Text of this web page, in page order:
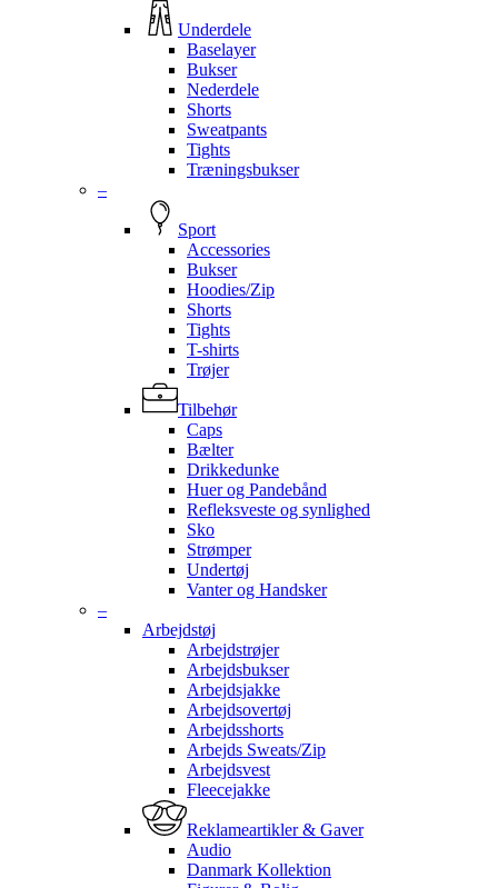
Underdele
Baselayer
Bukser
Nederdele
Shorts
Sweatpants
Tights
Træningsbukser
–
Sport
Accessories
Bukser
Hoodies/Zip
Shorts
Tights
T-shirts
Trøjer
Tilbehør
Caps
Bælter
Drikkedunke
Huer og Pandebånd
Refleksveste og synlighed
Sko
Strømper
Undertøj
Vanter og Handsker
–
Arbejdstøj
Arbejdstrøjer
Arbejdsbukser
Arbejdsjakke
Arbejdsovertøj
Arbejdsshorts
Arbejds Sweats/Zip
Arbejdsvest
Fleecejakke
Reklameartikler & Gaver
Audio
Danmark Kollektion